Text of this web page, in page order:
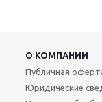
О КОМПАНИИ
Публичная
Юридические